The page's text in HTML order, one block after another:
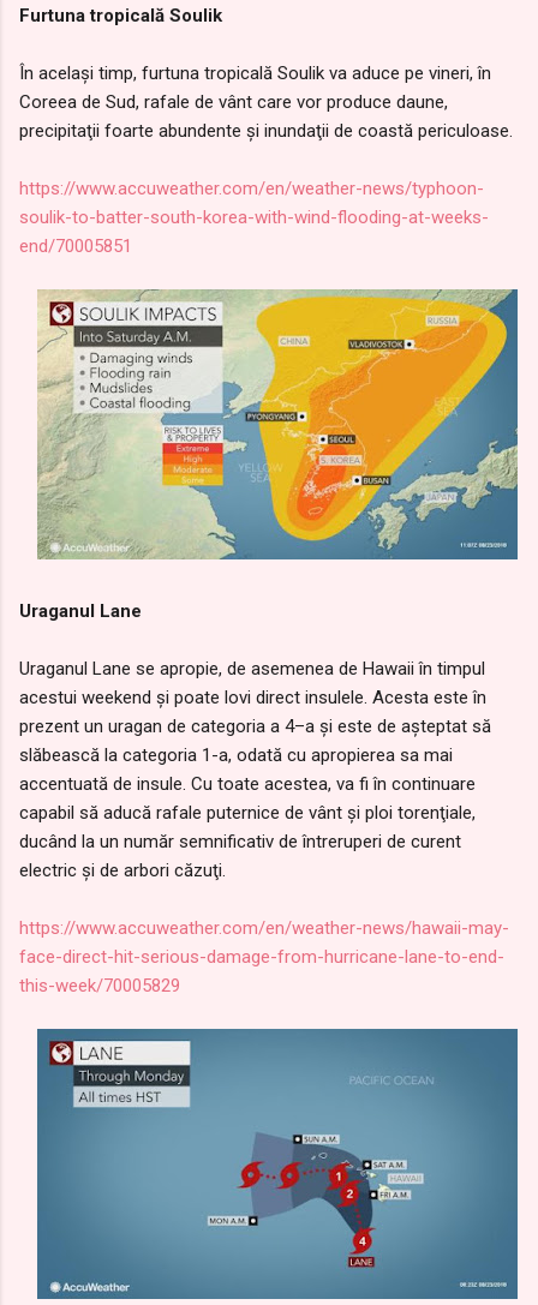
Furtuna tropicală Soulik
În acelaşi timp, furtuna tropicală Soulik va aduce pe vineri, în
Coreea de Sud, rafale de vânt care vor produce daune,
precipitaţii foarte abundente şi inundaţii de coastă periculoase.
https://www.accuweather.com/en/weather-news/typhoon-
soulik-to-batter-south-korea-with-wind-flooding-at-weeks-
end/70005851
Uraganul Lane
Uraganul Lane se apropie, de asemenea de Hawaii în timpul
acestui weekend şi poate lovi direct insulele. Acesta este în
prezent un uragan de categoria a 4–a şi este de aşteptat să
slăbească la categoria 1-a, odată cu apropierea sa mai
accentuată de insule. Cu toate acestea, va fi în continuare
capabil să aducă rafale puternice de vânt şi ploi torenţiale,
ducând la un număr semnificativ de întreruperi de curent
electric şi de arbori căzuţi.
https://www.accuweather.com/en/weather-news/hawaii-may-
face-direct-hit-serious-damage-from-hurricane-lane-to-end-
this-week/70005829